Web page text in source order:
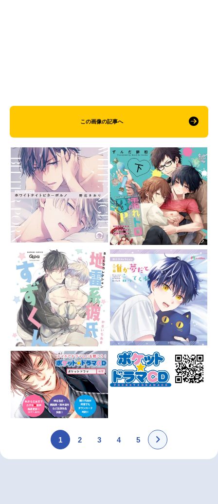
この画像の記事へ
1 2 3 4 5